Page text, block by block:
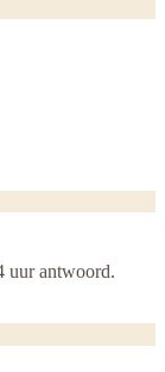
uur antwoord.